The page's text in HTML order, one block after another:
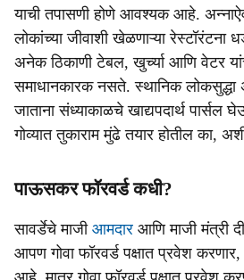
याची तपासणी होणे आवश्यक आहे.
लोकांच्या जीवाशी खेळणाऱ्या रेस्टॉरंटना
अनेक ठिकाणी टेबल, खुर्च्या आणि वेटर
समाधानकारक नसते. स्थानिक लोकसुद्धा
जाताना संध्याकाळचे खाद्यपदार्थ पार्सल
गोव्यात तुकाराम मुंढे तयार होतील का,
पाऊसकर फॉरवर्ड कधी?
सावर्डेचे माजी आमदार आणि माजी मंत्री
आपण गोवा फॉरवर्ड पक्षात प्रवेश करणार,